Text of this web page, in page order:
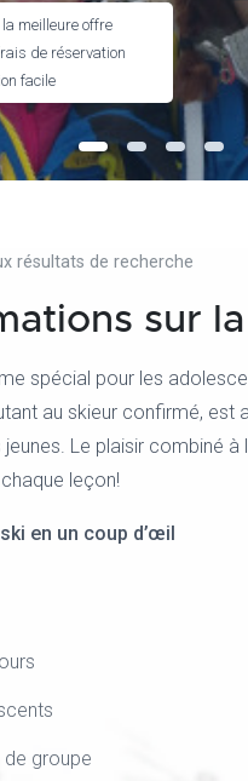
meilleure offre
de réservation
facile
résultats de recherche
sur
spécial pour les
au skieur confirmé, est
Le plaisir combiné à
leçon!
en un coup d’œil
de groupe